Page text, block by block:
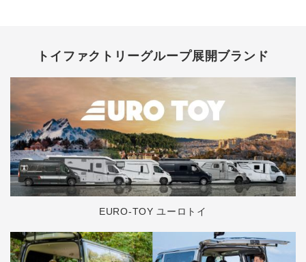
トイファクトリーグループ展開ブランド
EURO-TOY ユーロトイ